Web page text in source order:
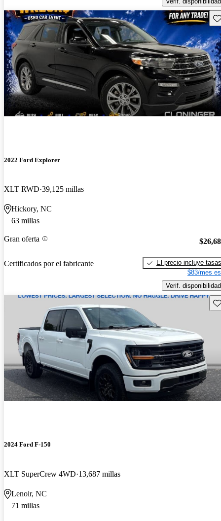
2022 Ford Explorer
XLT RWD 39,125 millas
Hickory, NC
63 millas
Gran oferta
Certificados por el fabricante
El precio incluye tasas
$83/mes
Verif. disponibilidad
2024 Ford F-150
XLT SuperCrew 4WD 13,687 millas
Lenoir, NC
71 millas